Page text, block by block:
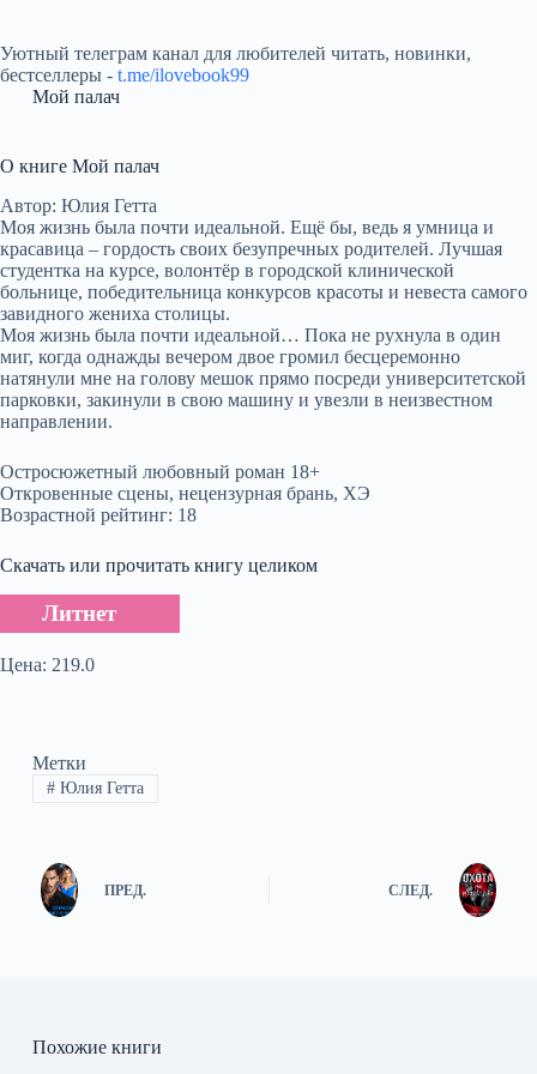
Уютный телеграм канал для любителей читать, новинки,
бестселлеры - t.me/ilovebook99
Мой палач
О книге Мой палач
Автор: Юлия Гетта
Моя жизнь была почти идеальной. Ещё бы, ведь я умница и
красавица – гордость своих безупречных родителей. Лучшая
студентка на курсе, волонтёр в городской клинической
больнице, победительница конкурсов красоты и невеста самого
завидного жениха столицы.
Моя жизнь была почти идеальной… Пока не рухнула в один
миг, когда однажды вечером двое громил бесцеремонно
натянули мне на голову мешок прямо посреди университетской
парковки, закинули в свою машину и увезли в неизвестном
направлении.
Остросюжетный любовный роман 18+
Откровенные сцены, нецензурная брань, ХЭ
Возрастной рейтинг: 18
Скачать или прочитать книгу целиком
Литнет
Цена: 219.0
Метки
#Юлия Гетта
ПРЕД. СЛЕД.
Похожие книги